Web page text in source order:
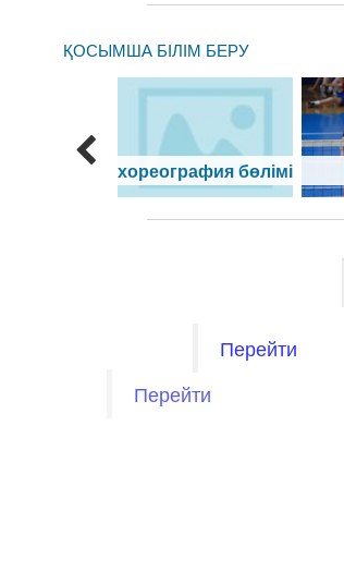
ҚОСЫМША БІЛІМ БЕРУ
хореография бөлімі
Перейти
Перейти